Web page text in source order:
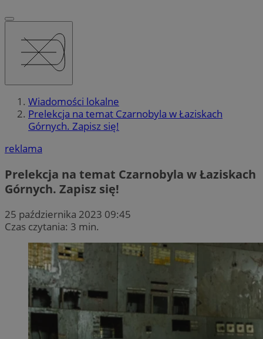
Wiadomości lokalne
Prelekcja na temat Czarnobyla w Łaziskach
Górnych. Zapisz się!
reklama
Prelekcja na temat Czarnobyla w Łaziskach
Górnych. Zapisz się!
25 października 2023 09:45
Czas czytania: 3 min.